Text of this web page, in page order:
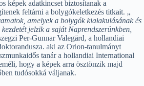
képek adatkincset biztosítanak a
feltárni a bolygókeletkezés titkait. „
amelyek a bolygók kialakulásának és
jelzik a saját Naprendszerünkben,
Per-Gunnar Valegård, a hollandiai
aki az Orion-tanulmányt
tanár a hollandiai International
hogy a képek arra ösztönzik majd
tudósokká váljanak.